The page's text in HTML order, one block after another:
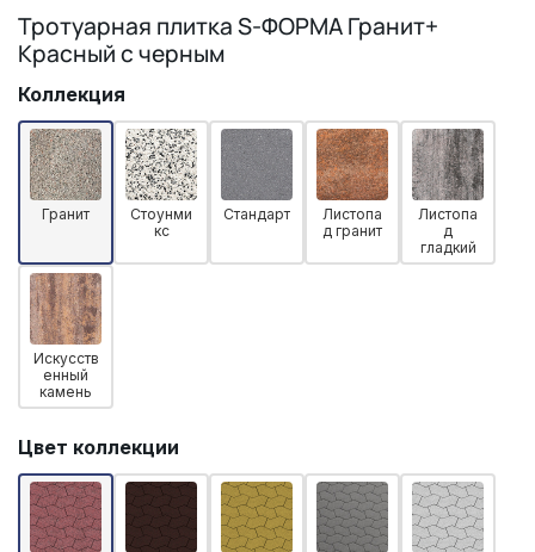
Тротуарная плитка S-ФОРМА Гранит+
Красный с черным
Коллекция
Гранит
Стоунми
кс
Стандарт
Листопа
д гранит
Листопа
д
гладкий
Искусств
енный
камень
Цвет коллекции